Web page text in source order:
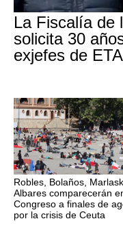
La Fiscalía de
solicita 30
exjefes de ETA
Robles, Bolaños,
Albares comparecerán
Congreso a finales de
por la crisis de Ceuta